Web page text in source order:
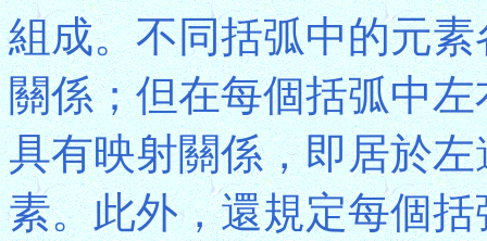
組成。不同括弧中的元
關係；但在每個括弧中
具有映射關係，即居於
素。此外，還規定每個